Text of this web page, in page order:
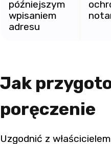
późniejszym
wpisaniem
adresu
Jak
poręczenie
Uzgodnić z